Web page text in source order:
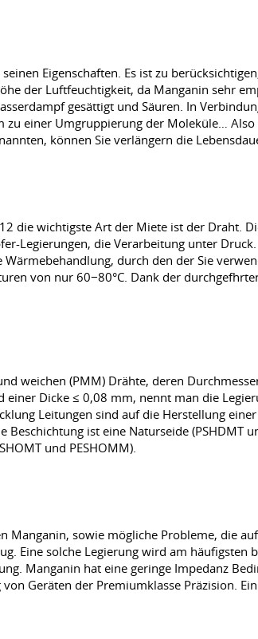
Eigenschaften. Es ist zu
der Luftfeuchtigkeit, da Manganin sehr
gesättigt und Säuren. In
einer Umgruppierung der Moleküle…
können Sie verlängern die
die wichtigste Art der Miete ist der Draht.
Legierungen, die Verarbeitung unter
durch den der Sie
von nur 60−80°C. Dank der
weichen (PMM) Drähte, deren
Dicke ≤ 0,08 mm, nennt man die
Leitungen sind auf die Herstellung
Beschichtung ist eine Naturseide
und PESHOMM).
Manganin, sowie mögliche Probleme, die
Eine solche Legierung wird am
Manganin hat eine geringe Impedanz
Geräten der Premiumklasse Präzision.